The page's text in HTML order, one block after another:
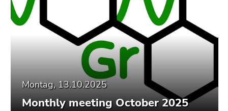
Montag, 13.10.2025
Monthly meeting October 2025